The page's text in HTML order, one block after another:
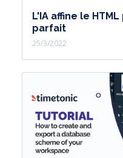
L'IA affine le
parfait
25/3/2022